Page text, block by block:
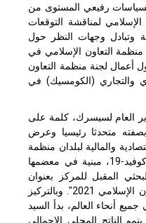
رفيعي المستوى من
لمناقشة التوقعات
وتبادل وجهات النظر حول
منظمة التعاون الإسلامي في
لجنة منظمة التعاون
والتجاري (الكومسيك) في
العام لسيسرك، كلمة على
متحدثا رئيسيا وعرض
والمالية لبلدان منظمة
التعاون الإسلامي في ظل جائحة كوفيد-19، مبنية في معضمها
المقبل للمركز بعنوان
"التوقعات الاقتصادية لمنظمة التعاون الإسلامي 2021". وبالتركيز
لكوفيد-19 في جميع أنحاء العالم، بدأ السيد